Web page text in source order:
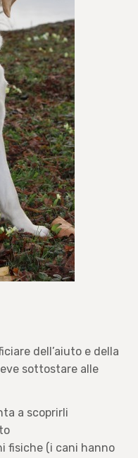
dell’aiuto e della
sottostare alle
a scoprirli
fisiche (i cani hanno